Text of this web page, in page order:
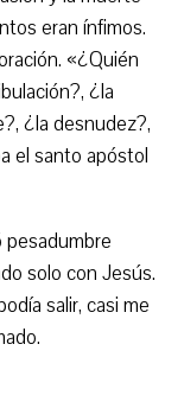
eran ínfimos.
«¿Quién
¿la
¿la desnudez?,
el santo apóstol
pesadumbre
solo con Jesús.
salir, casi me